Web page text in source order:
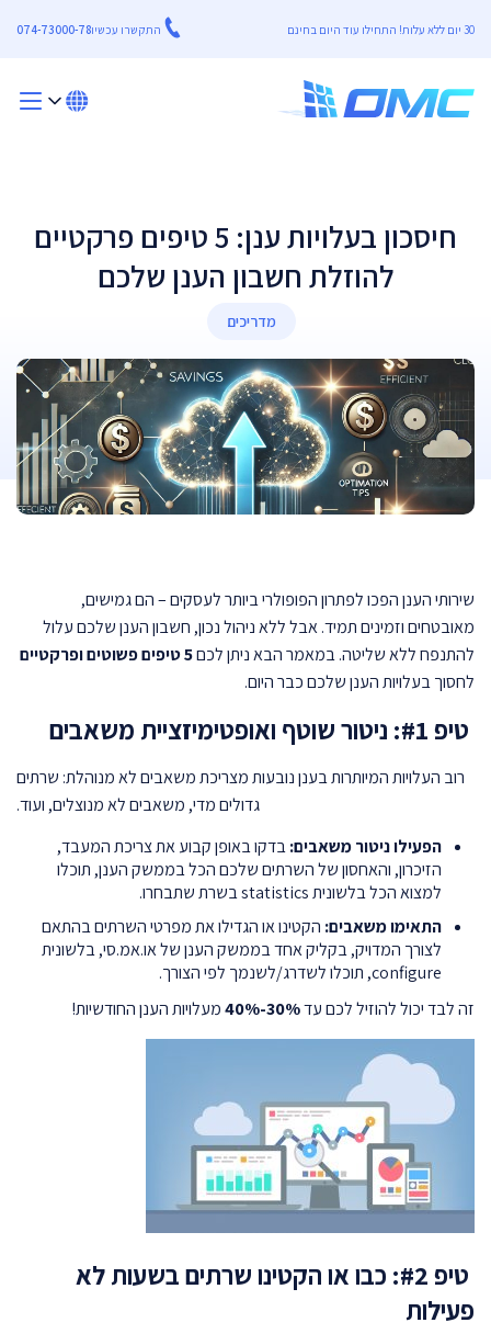
30 יום ללא עלות! התחילו עוד היום בחינם התקשרו עכשיו074-73000-78
חיסכון בעלויות ענן: 5 טיפים פרקטיים
להוזלת חשבון הענן שלכם
מדריכים
שירותי הענן הפכו לפתרון הפופולרי ביותר לעסקים – הם גמישים,
מאובטחים וזמינים תמיד. אבל ללא ניהול נכון, חשבון הענן שלכם עלול
להתנפח ללא שליטה. במאמר הבא ניתן לכם5 טיפים פשוטים ופרקטיים
לחסוך בעלויות הענן שלכם כבר היום.
טיפ #1: ניטור שוטף ואופטימיזציית משאבים
רוב העלויות המיותרות בענן נובעות מצריכת משאבים לא מנוהלת: שרתים
גדולים מדי, משאבים לא מנוצלים, ועוד.
הפעילו ניטור משאבים:בדקו באופן קבוע את צריכת המעבד,
הזיכרון, והאחסון של השרתים שלכם הכל בממשק הענן, תוכלו
למצוא הכל בלשונית statistics בשרת שתבחרו.
התאימו משאבים: הקטינו או הגדילו את מפרטי השרתים בהתאם
לצורך המדויק, בקליק אחד בממשק הענן של או.אמ.סי, בלשונית
configure, תוכלו לשדרג/לשנמך לפי הצורך.
זה לבד יכול להוזיל לכם עד30%-40% מעלויות הענן החודשיות!
טיפ #2: כבו או הקטינו שרתים בשעות לא
פעילות